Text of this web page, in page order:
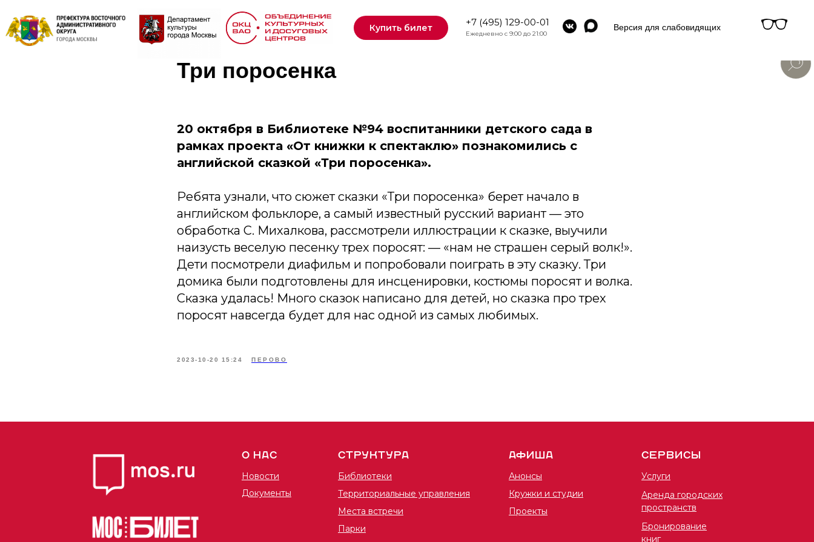
Версия для слабовидящих
Купить билет +7 (495) 129-00-01
Ежедневно с 9:00 до 21:00
Три поросенка
20 октября в Библиотеке №94 воспитанники детского сада в
рамках проекта «От книжки к спектаклю» познакомились с
английской сказкой «Три поросенка».
Ребята узнали, что сюжет сказки «Три поросенка» берет начало в
английском фольклоре, а самый известный русский вариант — это
обработка С. Михалкова, рассмотрели иллюстрации к сказке, выучили
наизусть веселую песенку трех поросят: — «нам не страшен серый волк!».
Дети посмотрели диафильм и попробовали поиграть в эту сказку. Три
домика были подготовлены для инсценировки, костюмы поросят и волка.
Сказка удалась! Много сказок написано для детей, но сказка про трех
поросят навсегда будет для нас одной из самых любимых.
2023-10-20 15:24 ПЕРОВО
О НАС
Новости
Документы
АФИША
Анонсы
Кружки и студии
Проекты
СТРУКТУРА
Библиотеки
Территориальные управления
Места встречи
Парки
СЕРВИСЫ
Услуги
Аренда городских
пространств
Бронирование
книг